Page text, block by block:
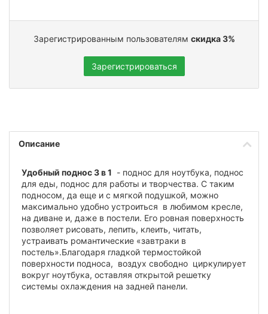
Зарегистрированным пользователям скидка 3%
Зарегистрироваться
Описание
Удобный поднос 3 в 1 - поднос для ноутбука, поднос
для еды, поднос для работы и творчества. С таким
подносом, да еще и с мягкой подушкой, можно
максимально удобно устроиться в любимом кресле,
на диване и, даже в постели. Его ровная поверхность
позволяет рисовать, лепить, клеить, читать,
устраивать романтические «завтраки в
постель».Благодаря гладкой термостойкой
поверхности подноса, воздух свободно циркулирует
вокруг ноутбука, оставляя открытой решетку
системы охлаждения на задней панели.